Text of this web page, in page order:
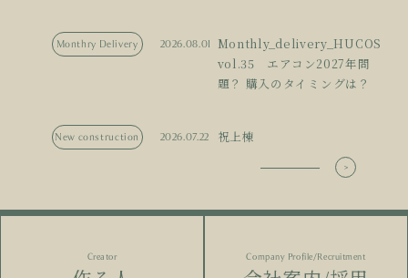
Monthry Delivery 2026.08.01
Monthly_delivery_HUCOS
vol.35 エアコン2027年問
題？ 購入のタイミングは？
New construction 2026.07.22 祝上棟
Creator Company Profile/Recruitment